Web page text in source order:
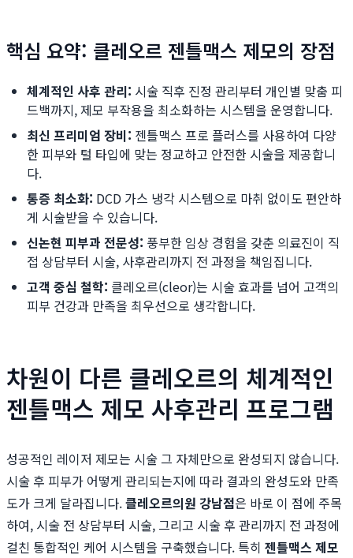
핵심 요약: 클레오르 젠틀맥스 제모의 장점
체계적인 사후 관리: 시술 직후 진정 관리부터 개인별 맞춤 피
드백까지, 제모 부작용을 최소화하는 시스템을 운영합니다.
최신 프리미엄 장비: 젠틀맥스 프로 플러스를 사용하여 다양
한 피부와 털 타입에 맞는 정교하고 안전한 시술을 제공합니
다.
통증 최소화: DCD 가스 냉각 시스템으로 마취 없이도 편안하
게 시술받을 수 있습니다.
신논현 피부과 전문성: 풍부한 임상 경험을 갖춘 의료진이 직
접 상담부터 시술, 사후관리까지 전 과정을 책임집니다.
고객 중심 철학: 클레오르(cleor)는 시술 효과를 넘어 고객의
피부 건강과 만족을 최우선으로 생각합니다.
차원이 다른 클레오르의 체계적인
젠틀맥스 제모 사후관리 프로그램
성공적인 레이저 제모는 시술 그 자체만으로 완성되지 않습니다.
시술 후 피부가 어떻게 관리되는지에 따라 결과의 완성도와 만족
도가 크게 달라집니다.클레오르의원 강남점은 바로 이 점에 주목
하여, 시술 전 상담부터 시술, 그리고 시술 후 관리까지 전 과정에
걸친 통합적인 케어 시스템을 구축했습니다. 특히 젠틀맥스 제모